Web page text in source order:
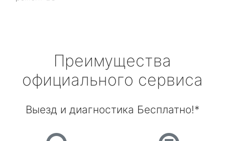
Преимущества
официального сервиса
Выезд и диагностика Бесплатно!*